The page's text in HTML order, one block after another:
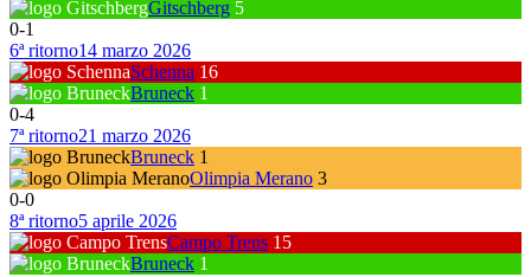
Gitschberg 5
0-1
6ª ritorno14 marzo 2026
Schenna 16
Bruneck 1
0-4
7ª ritorno21 marzo 2026
Bruneck 1
Olimpia Merano 3
0-0
8ª ritorno5 aprile 2026
Campo Trens 15
Bruneck 1